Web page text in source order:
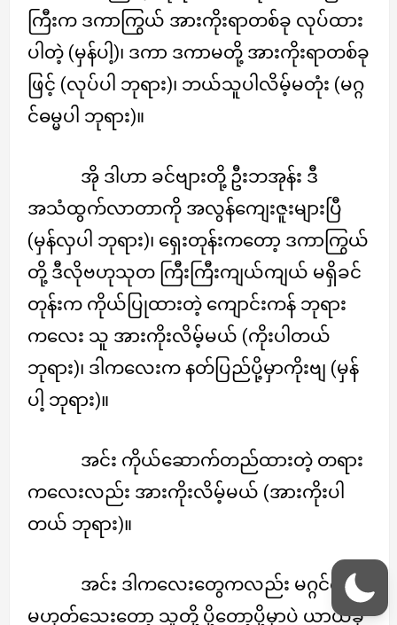
ကြီးက ဒကာကြွယ် အားကိုးရာတစ်ခု လုပ်ထား
ပါတဲ့ (မှန်ပါ့)၊ ဒကာ ဒကာမတို့ အားကိုးရာတစ်ခု
ဖြင့် (လုပ်ပါ ဘုရား)၊ ဘယ်သူပါလိမ့်မတုံး (မဂ္ဂ
င်ဓမ္မပါ ဘုရား)။
အို ဒါဟာ ခင်ဗျားတို့ ဦးဘအုန်း ဒီ
အသံထွက်လာတာကို အလွန်ကျေးဇူးများပြီ
(မှန်လှပါ ဘုရား)၊ ရှေးတုန်းကတော့ ဒကာကြွယ်
တို့ ဒီလိုဗဟုသုတ ကြီးကြီးကျယ်ကျယ် မရှိခင်
တုန်းက ကိုယ်ပြုထားတဲ့ ကျောင်းကန် ဘုရား
ကလေး သူ အားကိုးလိမ့်မယ် (ကိုးပါတယ်
ဘုရား)၊ ဒါကလေးက နတ်ပြည်ပို့မှာကိုးဗျ (မှန်
ပါ့ ဘုရား)။
အင်း ကိုယ်ဆောက်တည်ထားတဲ့ တရား
ကလေးလည်း အားကိုးလိမ့်မယ် (အားကိုးပါ
တယ် ဘုရား)။
အင်း ဒါကလေးတွေကလည်း မဂ္ဂင်က
မဟုတ်သေးတော့ သူတို့ ပို့တော့ပို့မှာပဲ ယာယီခို